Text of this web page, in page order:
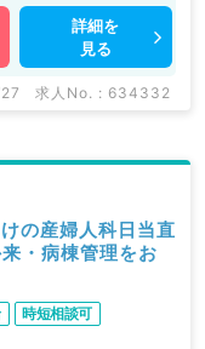
詳細を
見る
求人No. : 634332
の産婦人科日当直
・病棟管理をお
時短相談可